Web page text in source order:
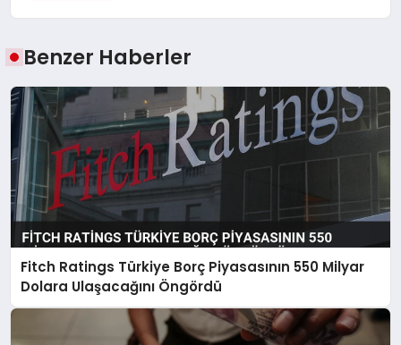
Benzer Haberler
Fitch Ratings Türkiye Borç Piyasasının 550 Milyar
Dolara Ulaşacağını Öngördü